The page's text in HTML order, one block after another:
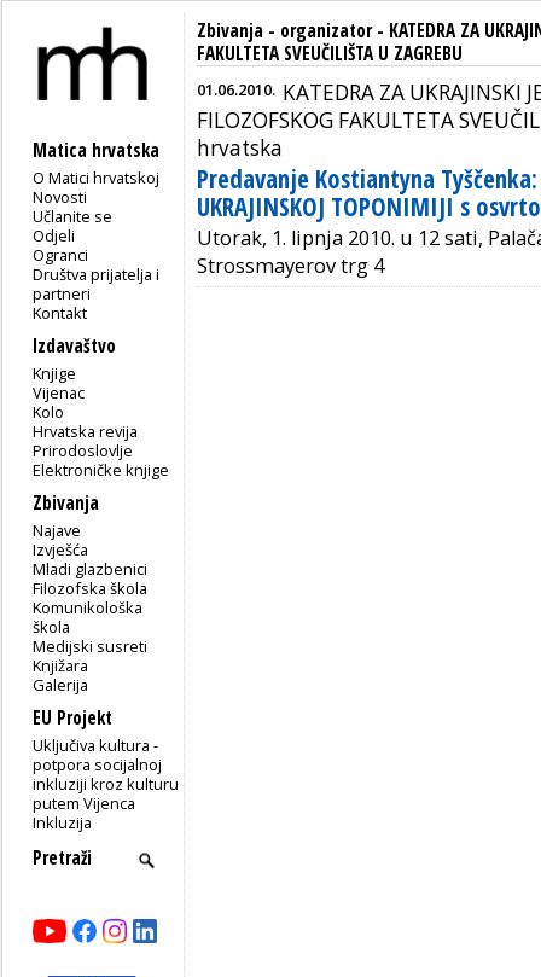
Matica hrvatska
O Matici hrvatskoj
Novosti
Učlanite se
Odjeli
Ogranci
Društva prijatelja i
partneri
Kontakt
Izdavaštvo
Knjige
Vijenac
Kolo
Hrvatska revija
Prirodoslovlje
Elektroničke knjige
Zbivanja
Najave
Izvješća
Mladi glazbenici
Filozofska škola
Komunikološka
škola
Medijski susreti
Knjižara
Galerija
EU Projekt
Uključiva kultura -
potpora socijalnoj
inkluziji kroz kulturu
putem Vijenca
Inkluzija
Zbivanja - organizator - KATEDRA ZA
FAKULTETA SVEUČILIŠTA U ZAGREBU
01.06.2010. KATEDRA ZA UKRAJINSKI
FILOZOFSKOG FAKULTETA
hrvatska
Predavanje Kostiantyna Tyščenka:
UKRAJINSKOJ TOPONIMIJI s
Utorak, 1. lipnja 2010. u 12 sati,
Strossmayerov trg 4